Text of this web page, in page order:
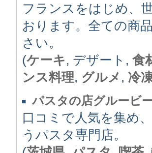
フランスをはじめ、
おります。全ての商
さい。
(ケーキ, デザート, 食
ンス料理, グルメ , 冷
パスタの店グルービ
口コミで人気を集め
うパスタ専門店。